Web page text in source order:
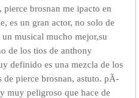
pierce brosnan me ipacto en
es un gran actor, no solo de
musical mucho mejor,su
de los tios de anthony
definido es una mezcla de los
de pierce brosnan, astuto. pÃ­
muy peligroso que hace de